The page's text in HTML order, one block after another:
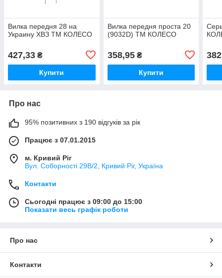
Вилка передня 28 на
Украину ХВЗ ТМ КОЛЕСО
427,33 ₴
Купити
Вилка передня проста 20
(9032D) ТМ КОЛЕСО
358,95₴
Купити
Про нас
95% позитивних з 190 відгуків за рік
Працює з 07.01.2015
м. Кривий Ріг
Вул. Соборності 29В/2, Кривий Ріг, Україна
Контакти
Сьогодні працює з 09:00 до 15:00
Показати весь графік роботи
Про нас
Контакти